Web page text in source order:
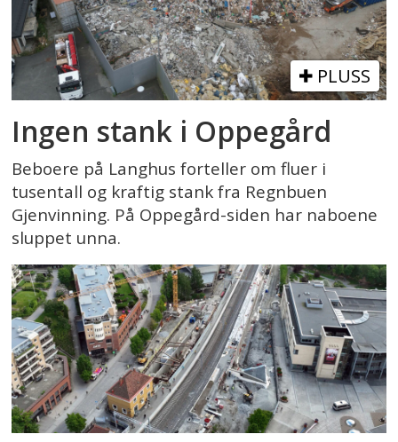
PLUSS
Ingen stank i Oppegård
Beboere på Langhus forteller om fluer i
tusentall og kraftig stank fra Regnbuen
Gjenvinning. På Oppegård-siden har naboene
sluppet unna.